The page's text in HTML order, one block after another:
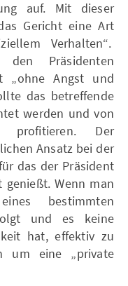
auf. Mit dieser
Gericht eine Art
Verhalten“.
den Präsidenten
„ohne Angst und
das betreffende
werden und von
profitieren. Der
Ansatz bei der
das der Präsident
Wenn man
bestimmten
und es keine
hat, effektiv zu
um eine „private